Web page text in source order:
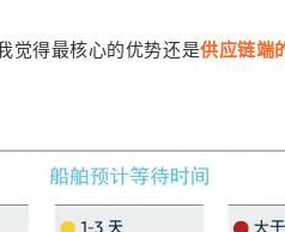
觉得最核心的优势还是供应链端